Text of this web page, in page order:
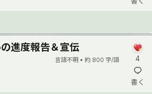
進度報告＆宣伝
言語不明 • 約 800 字/語 4
書く